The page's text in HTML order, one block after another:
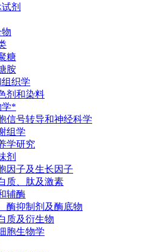
剂
糖
胺
织学
剂和染料
学*
信号转导和神经科学
组学
学研究
剂
因子及生长因子
质、肽及激素
辅酶
酶抑制剂及酶底物
质及衍生物
胞生物学